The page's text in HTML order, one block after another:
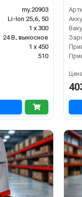
my.20903
Li-Ion 25,6, 50
1 х 300
24 В, выносное
1 х 450
510
Цена